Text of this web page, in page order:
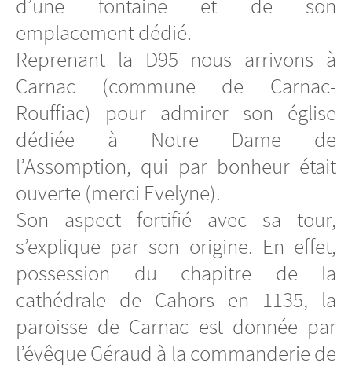
d’une fontaine et de son
emplacement dédié.
Reprenant la D95 nous arrivons à
Carnac (commune de Carnac-
Rouffiac) pour admirer son église
dédiée à Notre Dame de
l’Assomption, qui par bonheur était
ouverte (merci Evelyne).
Son aspect fortifié avec sa tour,
s’explique par son origine. En effet,
possession du chapitre de la
cathédrale de Cahors en 1135, la
paroisse de Carnac est donnée par
l’évêque Géraud à la commanderie de